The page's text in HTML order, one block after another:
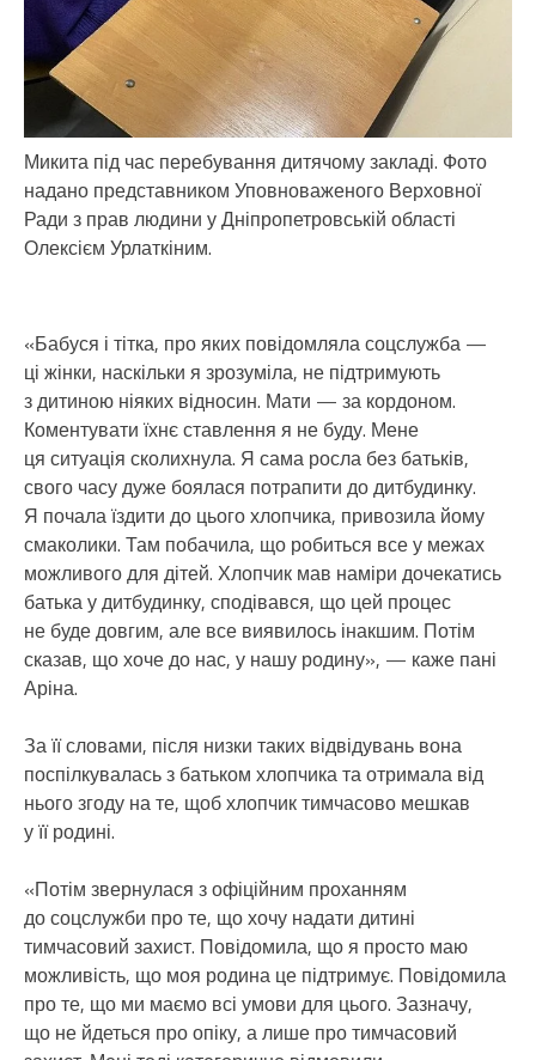
Микита під час перебування дитячому закладі. Фото
надано представником Уповноваженого Верховної
Ради з прав людини у Дніпропетровській області
Олексієм Урлаткіним.
«Бабуся і тітка, про яких повідомляла соцслужба —
ці жінки, наскільки я зрозуміла, не підтримують
з дитиною ніяких відносин. Мати — за кордоном.
Коментувати їхнє ставлення я не буду. Мене
ця ситуація сколихнула. Я сама росла без батьків,
свого часу дуже боялася потрапити до дитбудинку.
Я почала їздити до цього хлопчика, привозила йому
смаколики. Там побачила, що робиться все у межах
можливого для дітей. Хлопчик мав наміри дочекатись
батька у дитбудинку, сподівався, що цей процес
не буде довгим, але все виявилось інакшим. Потім
сказав, що хоче до нас, у нашу родину», — каже пані
Аріна.
За її словами, після низки таких відвідувань вона
поспілкувалась з батьком хлопчика та отримала від
нього згоду на те, щоб хлопчик тимчасово мешкав
у її родині.
«Потім звернулася з офіційним проханням
до соцслужби про те, що хочу надати дитині
тимчасовий захист. Повідомила, що я просто маю
можливість, що моя родина це підтримує. Повідомила
про те, що ми маємо всі умови для цього. Зазначу,
що не йдеться про опіку, а лише про тимчасовий